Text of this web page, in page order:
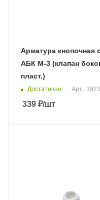
Арматура кнопочная
АБК М-3 (клапан
пласт.)
Достаточно Арт.: 3923
339 ₽/шт